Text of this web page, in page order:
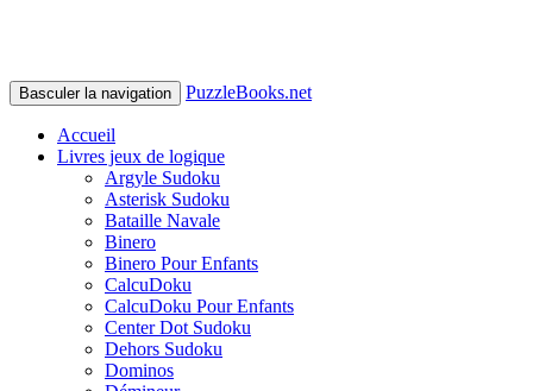
Basculer la navigation PuzzleBooks.net
Accueil
Livres jeux de logique
Argyle Sudoku
Asterisk Sudoku
Bataille Navale
Binero
Binero Pour Enfants
CalcuDoku
CalcuDoku Pour Enfants
Center Dot Sudoku
Dehors Sudoku
Dominos